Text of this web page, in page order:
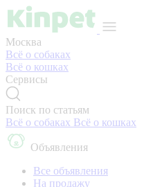
Москва
Всё о собаках
Всё о кошках
Сервисы
Поиск по статьям
Всё о собаках Всё о кошках
Объявления
Все объявления
На продажу